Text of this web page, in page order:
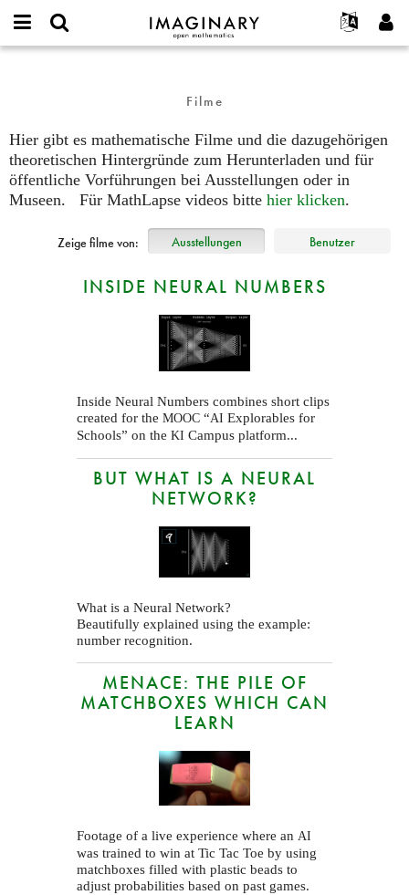
IMAGINARY
open
한국어
Español
Türkçe
Hands-on
Filme
Texte
Ausstellungen
Kontakt
Neues Benutzerkonto erstellen
Neues Passwort anfordern
Filme
Hier gibt es mathematische Filme und die dazugehörigen
theoretischen Hintergründe zum Herunterladen und für
öffentliche Vorführungen bei Ausstellungen oder in
Museen. Für MathLapse videos bitte hier klicken.
Zeige filme von: Ausstellungen Benutzer
INSIDE NEURAL NUMBERS
Inside Neural Numbers combines short clips
created for the MOOC “AI Explorables for
Schools” on the KI Campus platform...
BUT WHAT IS A NEURAL
NETWORK?
What is a Neural Network?
Beautifully explained using the example:
number recognition.
MENACE: THE PILE OF
MATCHBOXES WHICH CAN
LEARN
Footage of a live experience where an AI
was trained to win at Tic Tac Toe by using
matchboxes filled with plastic beads to
adjust probabilities based on past games.